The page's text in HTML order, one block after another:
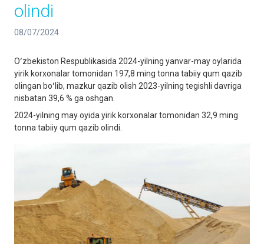
olindi
08/07/2024
Oʻzbekiston Respublikasida 2024-yilning yanvar-may oylarida
yirik korxonalar tomonidan 197,8 ming tonna tabiiy qum qazib
olingan boʻlib, mazkur qazib olish 2023-yilning tegishli davriga
nisbatan 39,6 % ga oshgan.
2024-yilning may oyida yirik korxonalar tomonidan 32,9 ming
tonna tabiiy qum qazib olindi.